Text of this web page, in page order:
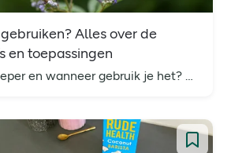
Alles over de
en toepassingen